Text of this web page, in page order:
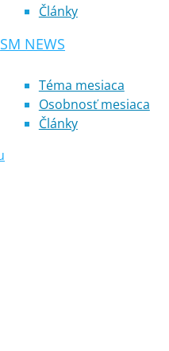
Články
SM NEWS
Téma mesiaca
Osobnosť mesiaca
Články